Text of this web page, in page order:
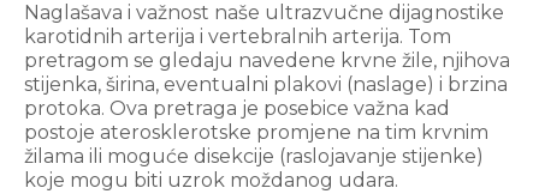
Naglašava i važnost naše ultrazvučne dijagnostike
karotidnih arterija i vertebralnih arterija. Tom
pretragom se gledaju navedene krvne žile, njihova
stijenka, širina, eventualni plakovi (naslage) i brzina
protoka. Ova pretraga je posebice važna kad
postoje aterosklerotske promjene na tim krvnim
žilama ili moguće disekcije (raslojavanje stijenke)
koje mogu biti uzrok moždanog udara.